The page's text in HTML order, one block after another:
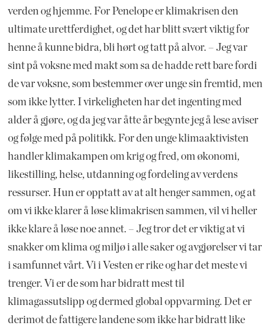
verden og hjemme. For Penelope er klimakrisen den
ultimate urettferdighet, og det har blitt svært viktig for
henne å kunne bidra, bli hørt og tatt på alvor. – Jeg var
sint på voksne med makt som sa de hadde rett bare fordi
de var voksne, som bestemmer over unge sin fremtid, men
som ikke lytter. I virkeligheten har det ingenting med
alder å gjøre, og da jeg var åtte år begynte jeg å lese aviser
og følge med på politikk. For den unge klimaaktivisten
handler klimakampen om krig og fred, om økonomi,
likestilling, helse, utdanning og fordeling av verdens
ressurser. Hun er opptatt av at alt henger sammen, og at
om vi ikke klarer å løse klimakrisen sammen, vil vi heller
ikke klare å løse noe annet. – Jeg tror det er viktig at vi
snakker om klima og miljø i alle saker og avgjørelser vi tar
i samfunnet vårt. Vi i Vesten er rike og har det meste vi
trenger. Vi er de som har bidratt mest til
klimagassutslipp og dermed global oppvarming. Det er
derimot de fattigere landene som ikke har bidratt like